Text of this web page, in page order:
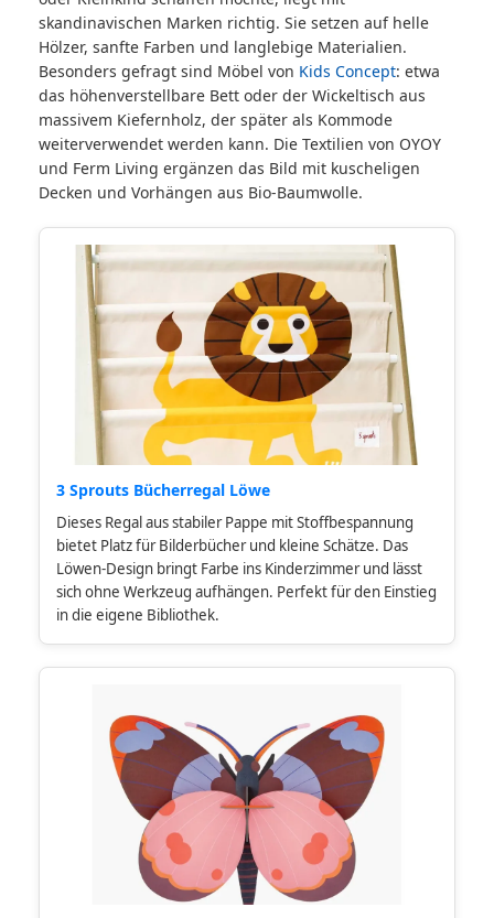
skandinavischen Marken richtig. Sie setzen auf helle
Hölzer, sanfte Farben und langlebige Materialien.
Besonders gefragt sind Möbel von Kids Concept: etwa
das höhenverstellbare Bett oder der Wickeltisch aus
massivem Kiefernholz, der später als Kommode
weiterverwendet werden kann. Die Textilien von OYOY
und Ferm Living ergänzen das Bild mit kuscheligen
Decken und Vorhängen aus Bio-Baumwolle.
3 Sprouts Bücherregal Löwe
Dieses Regal aus stabiler Pappe mit Stoffbespannung
bietet Platz für Bilderbücher und kleine Schätze. Das
Löwen-Design bringt Farbe ins Kinderzimmer und lässt
sich ohne Werkzeug aufhängen. Perfekt für den Einstieg
in die eigene Bibliothek.